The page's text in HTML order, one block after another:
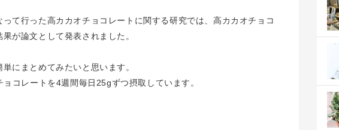
て行った高カカオチョコレートに関する研究では、高カカオチョコ
が論文として発表されました。
にまとめてみたいと思います。
コレートを4週間毎日25gずつ摂取しています。